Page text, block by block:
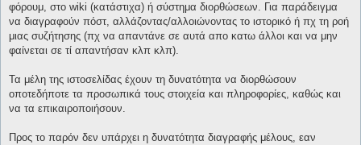
φόρουμ, στο wiki (κατάστιχα) ή σύστημα διορθώσεων. Για παράδειγμα
να διαγραφούν πόστ, αλλάζοντας/αλλοιώνοντας το ιστορικό ή πχ τη ροή
μιας συζήτησης (πχ να απαντάνε σε αυτά απο κατω άλλοι και να μην
φαίνεται σε τί απαντήσαν κλπ κλπ).
Τα μέλη της ιστοσελίδας έχουν τη δυνατότητα να διορθώσουν
οποτεδήποτε τα προσωπικά τους στοιχεία και πληροφορίες, καθώς και
να τα επικαιροποιήσουν.
Προς το παρόν δεν υπάρχει η δυνατότητα διαγραφής μέλους, εαν